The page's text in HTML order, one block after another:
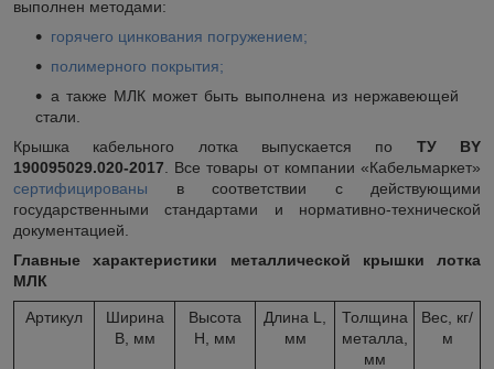
выполнен методами:
горячего цинкования погружением;
полимерного покрытия;
а также МЛК может быть выполнена из нержавеющей
стали.
Крышка кабельного лотка выпускается по ТУ BY
190095029.020-2017 . Все товары от компании «Кабельмаркет»
сертифицированы в соответствии с действующими
государственными стандартами и нормативно-технической
документацией.
Главные характеристики металлической крышки лотка
МЛК
Артикул
Ширина
B, мм
Высота
H, мм
Длина L,
мм
Толщина
металла,
мм
Вес, кг/
м